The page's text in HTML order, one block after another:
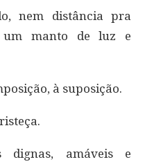
nem distância pra
um manto de luz e
à suposição.
dignas, amáveis e